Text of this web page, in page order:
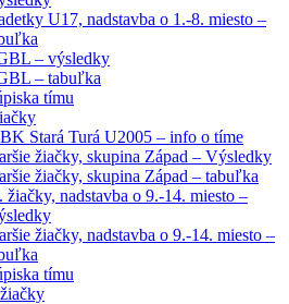
U17, nadstavba o 1.-8. miesto –
– výsledky
– tabuľka
tímu
Stará Turá U2005 – info o tíme
žiačky, skupina Západ – Výsledky
žiačky, skupina Západ – tabuľka
žiačky, nadstavba o 9.-14. miesto –
žiačky, nadstavba o 9.-14. miesto –
tímu